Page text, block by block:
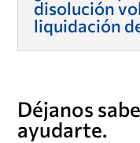
disolución
liquidación
Déjanos
ayudarte.